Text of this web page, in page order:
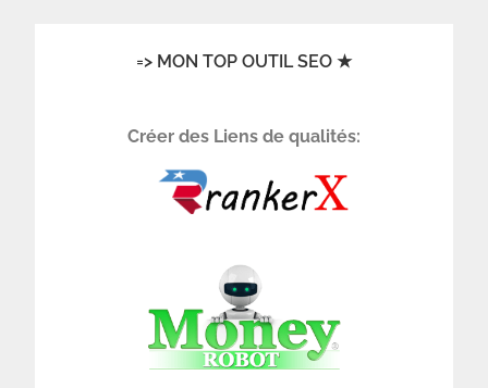
=> MON TOP OUTIL SEO ★
Créer des Liens de qualités: